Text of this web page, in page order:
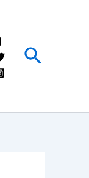
Search